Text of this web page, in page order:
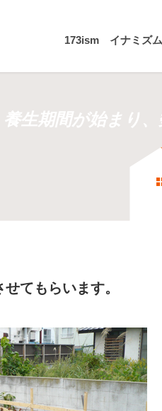
173ism イナミズム
養生期間が始まり
せてもらいます。